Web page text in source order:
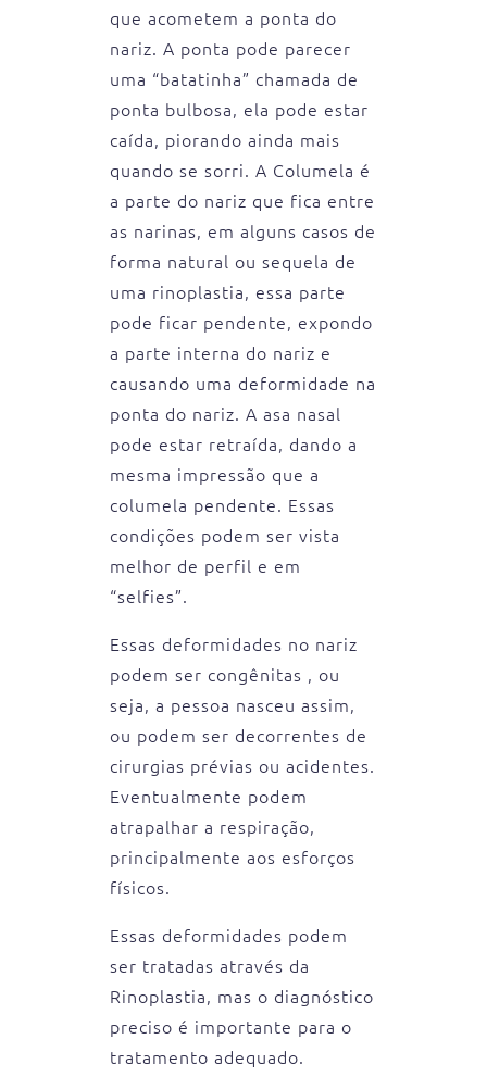
que acometem a ponta do
nariz. A ponta pode parecer
uma “batatinha” chamada de
ponta bulbosa, ela pode estar
caída, piorando ainda mais
quando se sorri. A Columela é
a parte do nariz que fica entre
as narinas, em alguns casos de
forma natural ou sequela de
uma rinoplastia, essa parte
pode ficar pendente, expondo
a parte interna do nariz e
causando uma deformidade na
ponta do nariz. A asa nasal
pode estar retraída, dando a
mesma impressão que a
columela pendente. Essas
condições podem ser vista
melhor de perfil e em
“selfies”.
Essas deformidades no nariz
podem ser congênitas , ou
seja, a pessoa nasceu assim,
ou podem ser decorrentes de
cirurgias prévias ou acidentes.
Eventualmente podem
atrapalhar a respiração,
principalmente aos esforços
físicos.
Essas deformidades podem
ser tratadas através da
Rinoplastia, mas o diagnóstico
preciso é importante para o
tratamento adequado.